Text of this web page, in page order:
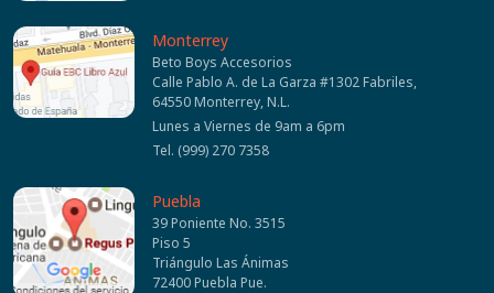
Monterrey
Beto Boys Accesorios
Calle Pablo A. de La Garza #1302 Fabriles,
64550 Monterrey, N.L.
Lunes a Viernes de 9am a 6pm
Tel. (999) 270 7358
Puebla
39 Poniente No. 3515
Piso 5
Triángulo Las Ánimas
72400 Puebla Pue.